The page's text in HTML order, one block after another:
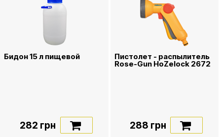
Бидон 15 л пищевой
282 грн
Пистолет - распылитель
Rose-Gun HoZelock 2672
288 грн